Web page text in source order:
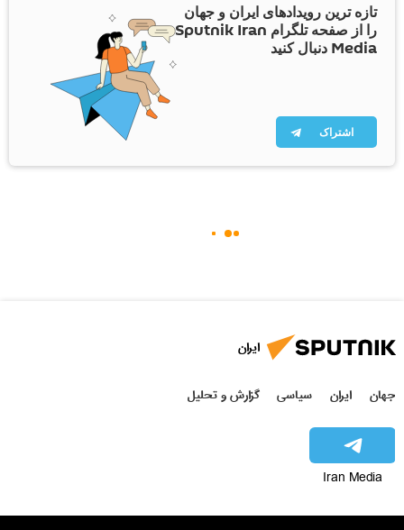
تازه ترین رویدادهای ایران و جهان
را از صفحه تلگرام Sputnik Iran
Media دنبال کنید
اشتراک
ایران
جهان ایران سیاسی گزارش و تحلیل
Iran Media